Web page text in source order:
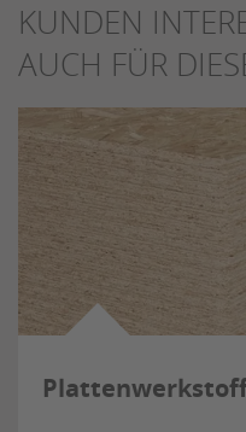
KUNDEN
AUCH FÜR